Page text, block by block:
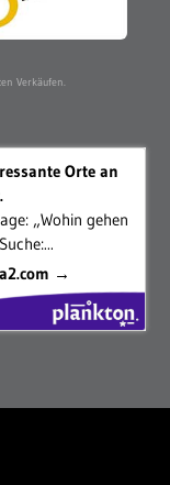
Verkäufen.
Orte an
„Wohin gehen
→